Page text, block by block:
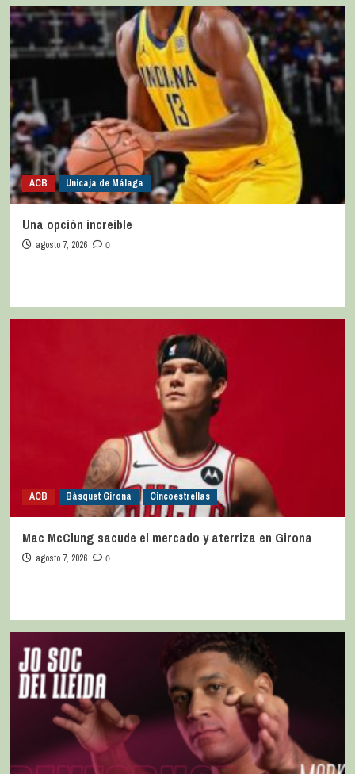
ACB Unicaja de Málaga
Una opción increíble
agosto 7, 2026 0
ACB Bàsquet Girona Cincoestrellas
Mac McClung sacude el mercado y aterriza en Girona
agosto 7, 2026 0